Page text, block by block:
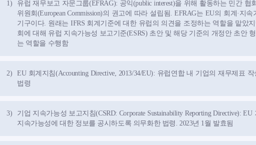
1)
유럽 재무보고 자문그룹(EFRAG): 공익(public interest)을 위해 활동하는 민간 협
위원회(European Commission)의 권고에 따라 설립됨. EFRAG는 EU의 회계·지
기구이다. 원래는 IFRS 회계기준에 대한 유럽의 의견을 조정하는 역할을 맡았
회에 대해 유럽 지속가능성 보고기준(ESRS) 초안 및 해당 기준의 개정안 초안
는 역할을 수행함
2)
EU 회계지침(Accounting Directive, 2013/34/EU): 유럽연합 내 기업의 재무제표
법령
3)
기업 지속가능성 보고지침(CSRD: Corporate Sustainability Reporting Directive):
지속가능성에 대한 정보를 공시하도록 의무화한 법령. 2023년 1월 발효됨